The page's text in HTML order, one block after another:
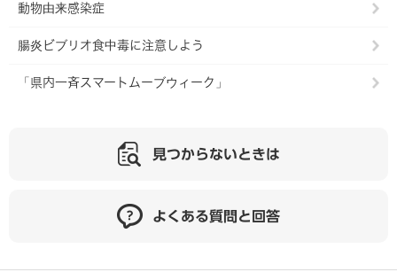
動物由来感染症
腸炎ビブリオ食中毒に注意しよう
「県内一斉スマートムーブウィーク」
見つからないときは
よくある質問と回答